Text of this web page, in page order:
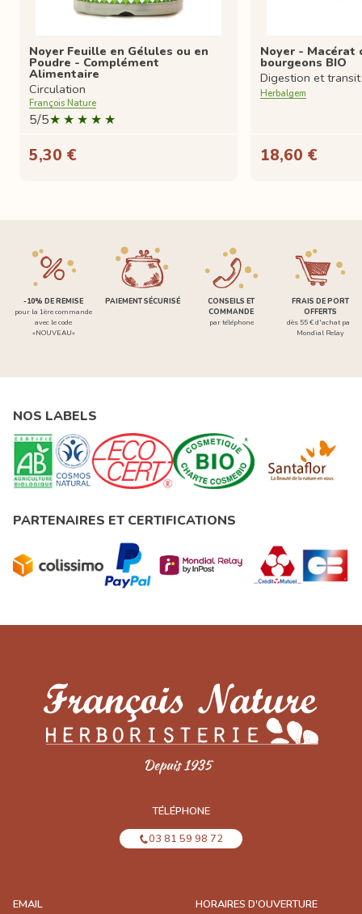
Noyer Feuille en Gélules ou en
Poudre - Complément
Alimentaire
Circulation
François Nature
5/5
5,30 €
Noyer - Macérat
bourgeons BIO
Digestion et transit
Herbalgem
18,60 €
-10% DE REMISE
pour la 1ère commande
avec le code
«NOUVEAU»
PAIEMENT SÉCURISÉ
CONSEILS ET
COMMANDE
par téléphone
FRAIS DE PORT
OFFERTS
dès 55 € d'achat par
Mondial Relay
NOS LABELS
PARTENAIRES ET CERTIFICATIONS
TÉLÉPHONE
03 81 59 98 72
EMAIL
HORAIRES D'OUVERTURE